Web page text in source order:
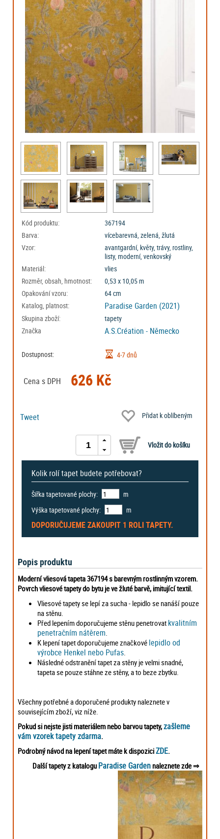
Kód produktu:
367194
Barva:
vícebarevná, zelená, žlutá
Vzor:
avantgardní, květy, trávy, rostliny,
listy, moderní, venkovský
Materiál:
vlies
Rozměr, obsah, hmotnost:
0,53 x 10,05 m
Opakování vzoru:
64 cm
Katalog, platnost:
Paradise Garden (2021)
Skupina zboží:
tapety
Značka
A.S.Création - Německo
Dostupnost: 4-7 dnů
Cena s DPH 626 Kč
Tweet Přidat k oblíbeným
Kolik rolí tapet budete potřebovat?
Šířka tapetované plochy:
m
Výška tapetované plochy:
m
DOPORUČUJEME ZAKOUPIT 1 ROLITAPETY.
Popis produktu
Moderní vliesová tapeta 367194 s barevným rostlinným vzorem.
Povrch vliesové tapety do bytu je ve žluté barvě, imitující textil.
Vliesové tapety se lepí za sucha - lepidlo se nanáší pouze
na stěnu.
Před lepením doporučujeme stěnu penetrovat kvalitním
penetračním nátěrem
K lepení tapet doporučujeme značkové lepidlo od
výrobce Henkel nebo Pufas
Následné odstranění tapet za stěny je velmi snadné,
tapeta se pouze stáhne ze stěny, a to beze zbytku.
Všechny potřebné a doporučené produkty naleznete v
souvisejícím zboží, viz níže.
Pokud si nejste jisti materiálem nebo barvou tapety,zašleme
vám vzorek tapety zdarma.
Podrobný návod na lepení tapet máte k dispoziciZDE.
Další tapety z katalogu Paradise Gardennaleznete zde⇒